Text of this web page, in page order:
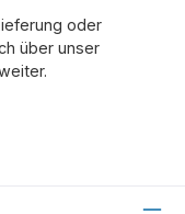
oder
über unser